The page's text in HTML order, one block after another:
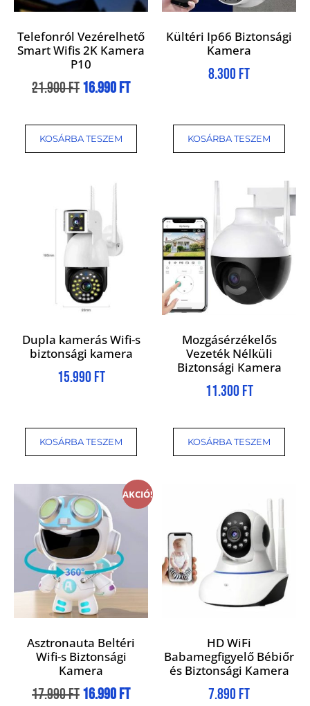
Telefonról Vezérelhető
Smart Wifis 2K Kamera
P10
21.900Ft16.990Ft
KOSÁRBA TESZEM
Kültéri Ip66 Biztonsági
Kamera
8.300 Ft
KOSÁRBA TESZEM
Dupla kamerás Wifi-s
biztonsági kamera
15.990 Ft
KOSÁRBA TESZEM
Mozgásérzékelős
Vezeték Nélküli
Biztonsági Kamera
11.300 Ft
KOSÁRBA TESZEM
AKCIÓ!
Asztronauta Beltéri
Wifi-s Biztonsági
Kamera
17.990Ft16.990Ft
HD WiFi
Babamegfigyelő Bébiőr
és Biztonsági Kamera
7.890 Ft